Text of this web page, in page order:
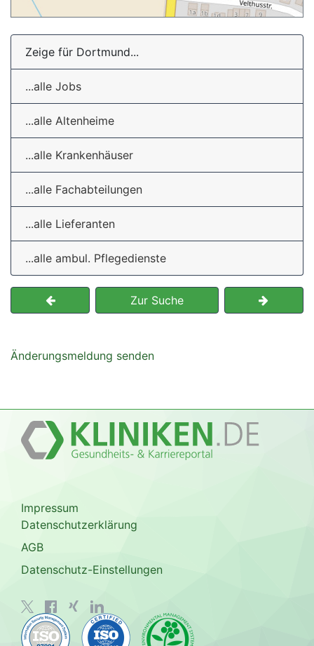
Zeige für Dortmund...
...alle Jobs
...alle Altenheime
...alle Krankenhäuser
...alle Fachabteilungen
...alle Lieferanten
...alle ambul. Pflegedienste
Zur Suche
Änderungsmeldung senden
Impressum
Datenschutzerklärung
AGB
Datenschutz-Einstellungen